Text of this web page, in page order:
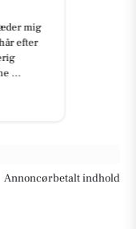
mig
efter
Annoncørbetalt indhold